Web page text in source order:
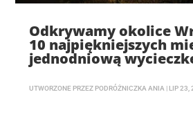
Odkrywamy okolice
10 najpiękniejszych
jednodniową
UTWORZONE PRZEZ PODRÓŻNICZKA ANIA LIP 23,